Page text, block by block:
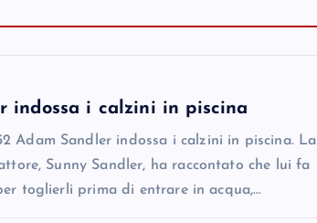
indossa i calzini in piscina
Adam Sandler indossa i calzini in piscina. La
Sunny Sandler, ha raccontato che lui fa
toglierli prima di entrare in acqua,…